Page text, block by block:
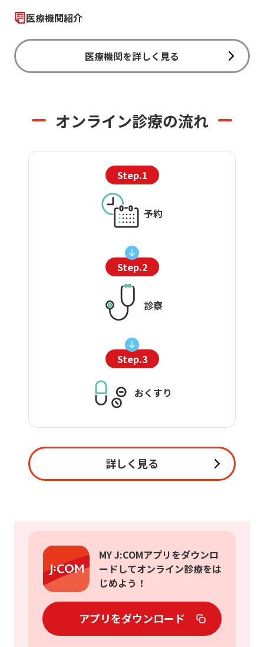
医療機関紹介
医療機関を詳しく見る
オンライン診療の流れ
Step.1
予約
Step.2
診察
Step.3
おくすり
詳しく見る
MY J:COMアプリをダウンロ
ードしてオンライン診療をは
じめよう！
アプリをダウンロード